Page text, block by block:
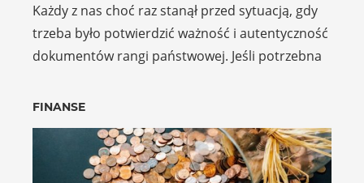
Każdy z nas choć raz stanął przed sytuacją, gdy
trzeba było potwierdzić ważność i autentyczność
dokumentów rangi państwowej. Jeśli potrzebna
FINANSE